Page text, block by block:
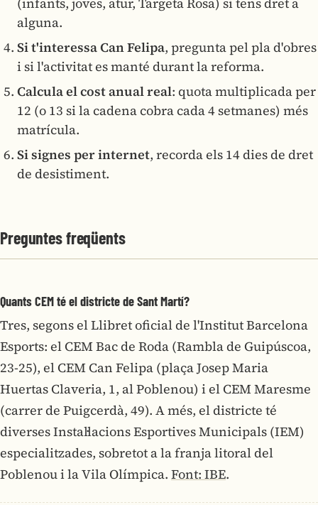
alguna.
Si t'interessa Can Felipa, pregunta pel pla d'obres
i si l'activitat es manté durant la reforma.
Calcula el cost anual real: quota multiplicada per
12 (o 13 si la cadena cobra cada 4 setmanes) més
matrícula.
Si signes per internet, recorda els 14 dies de dret
de desistiment.
Preguntes freqüents
Quants CEM té el districte de Sant Martí?
Tres, segons el Llibret oficial de l'Institut Barcelona
Esports: el CEM Bac de Roda (Rambla de Guipúscoa,
23-25), el CEM Can Felipa (plaça Josep Maria
Huertas Claveria, 1, al Poblenou) i el CEM Maresme
(carrer de Puigcerdà, 49). A més, el districte té
diverses Instal·lacions Esportives Municipals (IEM)
especialitzades, sobretot a la franja litoral del
Poblenou i la Vila Olímpica. Font: IBE.